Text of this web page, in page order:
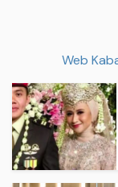
Web